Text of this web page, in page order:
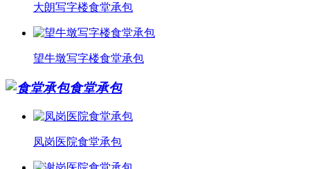
大朗写字楼食堂承包
望牛墩写字楼食堂承包
食堂承包
凤岗医院食堂承包